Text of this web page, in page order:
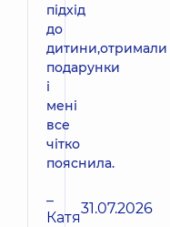
підхід
до
дитини,отримали
подарунки
і
мені
все
чітко
пояснила.
–
Катя31.07.2026